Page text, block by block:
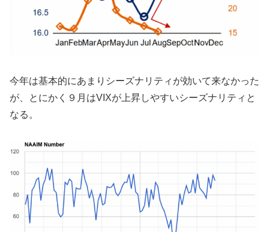
今年は基本的にあまりシーズナリティが効いて来なかった
が、とにかく９月はVIXが上昇しやすいシーズナリティと
なる。